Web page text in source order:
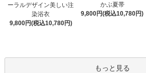
ーラルデザイン美しい注
染浴衣
9,800円(税込10,780円)
かぶ夏帯
9,800円(税込10,780円)
もっと見る